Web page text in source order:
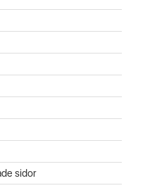
sidor